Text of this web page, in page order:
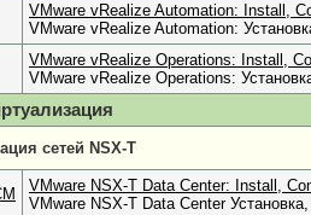
VMware vRealize Automation: Install,
VMware vRealize Automation:
VMware vRealize Operations: Install,
VMware vRealize Operations:
сетей NSX-T
VMware NSX-T Data Center: Install,
VMware NSX-T Data Center